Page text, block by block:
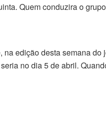
Quem conduzira o
na edição desta semana
no dia 5 de abril.